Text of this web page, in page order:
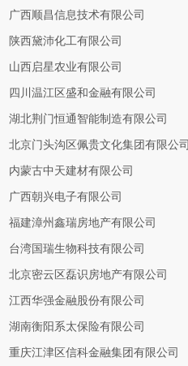
广西顺昌信息技术有限公司
陕西黛沛化工有限公司
山西启星农业有限公司
四川温江区盛和金融有限公司
湖北荆门恒通智能制造有限公司
北京门头沟区佩贵文化集团有限公司
内蒙古中天建材有限公司
广西朝兴电子有限公司
福建漳州鑫瑞房地产有限公司
台湾国瑞生物科技有限公司
北京密云区磊识房地产有限公司
江西华强金融股份有限公司
湖南衡阳系太保险有限公司
重庆江津区信科金融集团有限公司